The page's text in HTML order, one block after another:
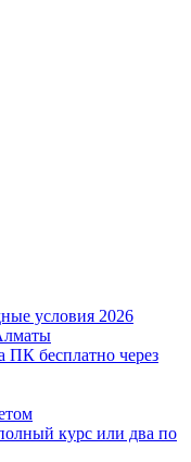
условия 2026
ПК бесплатно через
курс или два по